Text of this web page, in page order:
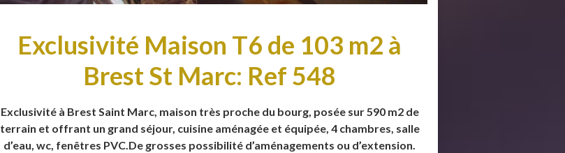
Exclusivité Maison T6 de 103 m2 à
Brest St Marc: Ref 548
Exclusivité à Brest Saint Marc, maison très proche du bourg, posée sur 590 m2 de
terrain et offrant un grand séjour, cuisine aménagée et équipée, 4 chambres, salle
d’eau, wc, fenêtres PVC.De grosses possibilité d’aménagements ou d’extension.